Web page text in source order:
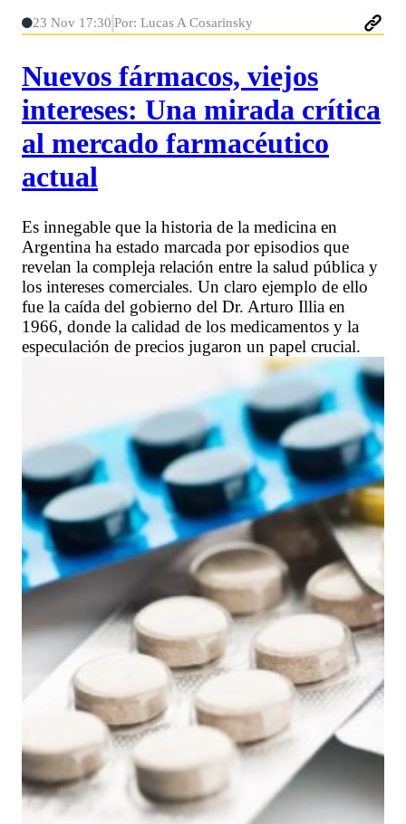
23 Nov 17:30 Por: Lucas A Cosarinsky
Nuevos fármacos, viejos
intereses: Una mirada crítica
al mercado farmacéutico
actual
Es innegable que la historia de la medicina en
Argentina ha estado marcada por episodios que
revelan la compleja relación entre la salud pública y
los intereses comerciales. Un claro ejemplo de ello
fue la caída del gobierno del Dr. Arturo Illia en
1966, donde la calidad de los medicamentos y la
especulación de precios jugaron un papel crucial.